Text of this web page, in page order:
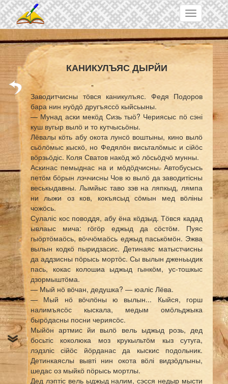
Skip to main content
Toggle
navigation
КАНИКУЛЪЯС ДЫРЙИ
Заводитчисны тӧвся каникулъяс. Федя Подоров
бара нин нуӧдӧ другъяссӧ кыйсьыны.
— Мунад аски мекӧд Сизь тыӧ? Чериясыс пӧ сэні
куш вугыр вылӧ и то кутчысьӧны.
Лёвалы кӧть абу окота лунсӧ воштыны, кино вылӧ
сьӧлӧмыс кыскӧ, но Федялӧн висьталӧмыс и сійӧс
вӧрзьӧдіс. Коля Сватов накӧд жӧ лӧсьӧдчӧ мунны.
Аскинас пемыднас на и мӧдӧдчисны. Автобусысь
петӧм бӧрын лэччисны Чов ю вылӧ да заводитісны
веськыдавны. Лымйыс таво зэв на ляпкыд, лямпа
ни лыжи оз ков, кокъясыд сӧмын мед вӧліны
чожӧсь.
Сулаліс кос поводдя, абу ёна кӧдзыд. Тӧвся кадад
ывлаыс мича: гӧгӧр еджыд да сӧстӧм. Пуяс
гыӧртӧмаӧсь, вӧччӧмаӧсь еджыд паськӧмӧн. Эжва
вылын кодкӧ пыридзасис. Детинаяс матыстчисны
да аддзисны пӧрысь мортӧс. Сы вылын дженьыдик
пась, кокас колошиа ыджыд гынкӧм, ус-тошкыс
дзормыштӧма.
— Мый нӧ вӧчан, дедушка? — юаліс Лёва.
— Мый нӧ вӧчлӧны ю вылын... Кыйся, горш
налимъясӧс кыскала, медым омӧльджыка
бырӧдасны посни чериясӧс.
Мыйӧн артмис йи вылӧ вель ыджыд розь, дед
босьтіс коколюка моз крукыльтӧм кыз сутуга,
лэдзліс сійӧс йӧрданас да кыскис подольник.
Детинкаяслы вывті нин окота вӧлі видзӧдлыны,
шедас оз мыйкӧ пӧрысь мортлы.
Дед лэптіс вель ыджыд налим, сэсся недыр мысти